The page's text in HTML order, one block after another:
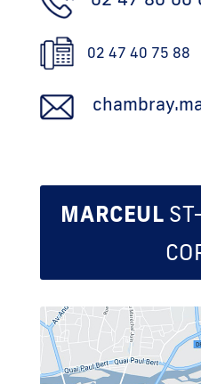
02 47 40 75 88
MARCEUL